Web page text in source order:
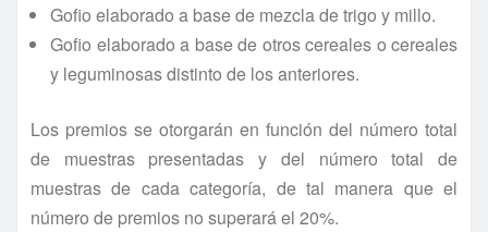
Gofio elaborado a base de mezcla de trigo y millo.
Gofio elaborado a base de otros cereales o cereales
y leguminosas distinto de los anteriores.
Los premios se otorgarán en función del número total
de muestras presentadas y del número total de
muestras de cada categoría, de tal manera que el
número de premios no superará el 20%.